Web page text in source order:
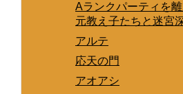
Aランクパーティを離
元教え子たちと迷宮
アルテ
応天の門
アオアシ